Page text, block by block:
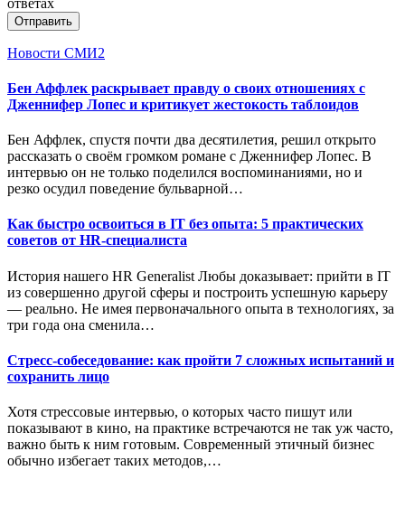
Отправить
Новости СМИ2
Бен Аффлек раскрывает правду о своих отношениях с
Дженнифер Лопес и критикует жестокость таблоидов
Бен Аффлек, спустя почти два десятилетия, решил открыто
рассказать о своём громком романе с Дженнифер Лопес. В
интервью он не только поделился воспоминаниями, но и
резко осудил поведение бульварной…
Как быстро освоиться в IT без опыта: 5 практических
советов от HR-специалиста
История нашего HR Generalist Любы доказывает: прийти в IT
из совершенно другой сферы и построить успешную карьеру
— реально. Не имея первоначального опыта в технологиях, за
три года она сменила…
Стресс-собеседование: как пройти 7 сложных испытаний и
сохранить лицо
Хотя стрессовые интервью, о которых часто пишут или
показывают в кино, на практике встречаются не так уж часто,
важно быть к ним готовым. Современный этичный бизнес
обычно избегает таких методов,…